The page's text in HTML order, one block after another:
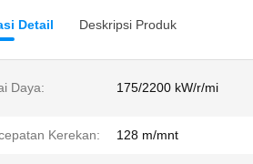
Detail Deskripsi Produk
Daya: 175/2200 kW/r/mi
Kerekan: 128 m/mnt